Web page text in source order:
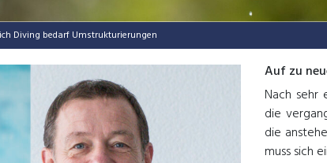
Diving bedarf Umstrukturierungen
Auf zu
Nach sehr
die
die
muss sich